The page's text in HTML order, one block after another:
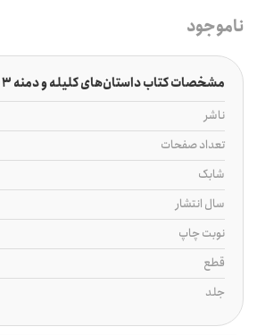
ناموجود
مشخصات کتاب داستان‌های کلیله و دمنه 3 (کلیله و دمنه)
ناشر
تعداد صفحات
شابک
سال انتشار
نوبت چاپ
قطع
جلد